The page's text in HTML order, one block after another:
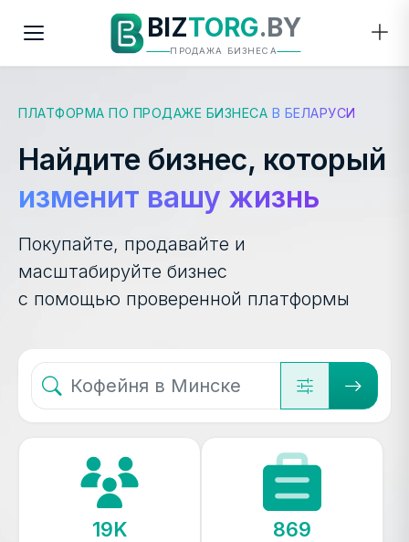
BIZTORG.BY
ПРОДАЖА БИЗНЕСА
ПЛАТФОРМА ПО ПРОДАЖЕ БИЗНЕСА В БЕЛАРУСИ
Найдите бизнес, который
изменит вашу жизнь
Покупайте, продавайте и
масштабируйте бизнес
с помощью проверенной платформы
19K 869